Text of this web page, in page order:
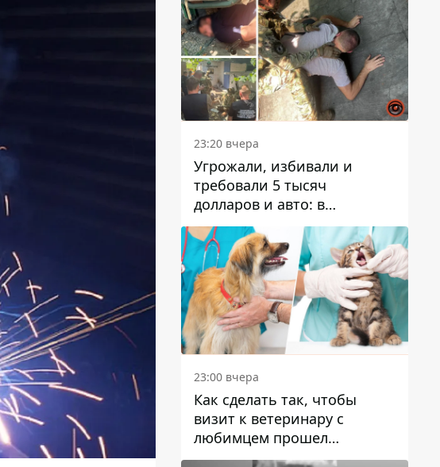
23:20 вчера
Угрожали, избивали и
требовали 5 тысяч
долларов и авто: в
Павлограде задержали двух
мужчин
23:00 вчера
Как сделать так, чтобы
визит к ветеринару с
любимцем прошел
спокойно: простые советы